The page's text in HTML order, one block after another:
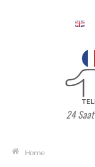
24
Home